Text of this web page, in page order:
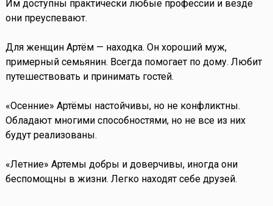
Им доступны практически любые профессии и везде
они преуспевают.
Для женщин Артём — находка. Он хороший муж,
примерный семьянин. Всегда помогает по дому. Любит
путешествовать и принимать гостей.
«Осенние» Артёмы настойчивы, но не конфликтны.
Обладают многими способностями, но не все из них
будут реализованы.
«Летние» Артемы добры и доверчивы, иногда они
беспомощны в жизни. Легко находят себе друзей.